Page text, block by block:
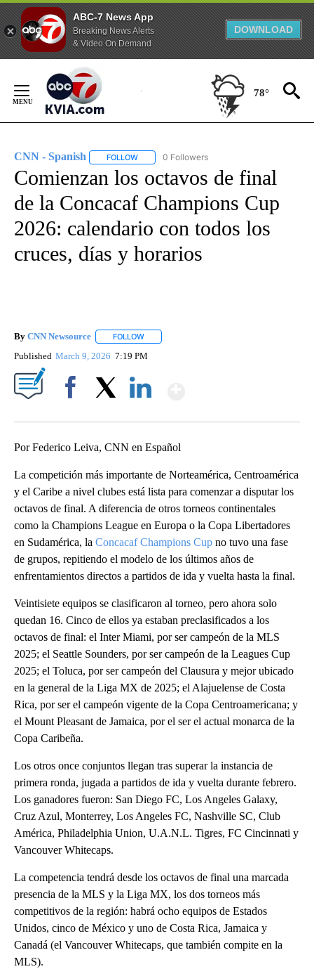
ABC-7 News App
Breaking News Alerts
& Video On Demand
DOWNLOAD
Content
78°
CNN - Spanish FOLLOW FOLLOW "CNN - SPANISH" TO RECEIVE
0 Followers
Comienzan los octavos de final
de la Concacaf Champions Cup
2026: calendario con todos los
cruces, días y horarios
By CNN Newsource FOLLOW
Published March 9, 2026 7:19 PM
Por Federico Leiva, CNN en Español
La competición más importante de Norteamérica, Centroamérica
y el Caribe a nivel clubes está lista para comenzar a disputar los
octavos de final. A diferencia de otros torneos continentales
como la Champions League en Europa o la Copa Libertadores
en Sudamérica, la Concacaf Champions Cup no tuvo una fase
de grupos, repitiendo el modelo de los últimos años de
enfrentamientos directos a partidos de ida y vuelta hasta la final.
Veintisiete equipos se clasificaron al torneo, pero ahora solo
quedan 16. Cinco de ellos ya estaban preclasificados a los
octavos de final: el Inter Miami, por ser campeón de la MLS
2025; el Seattle Sounders, por ser campeón de la Leagues Cup
2025; el Toluca, por ser campeón del Clausura y mejor ubicado
en la general de la Liga MX de 2025; el Alajuelense de Costa
Rica, por ser el campeón vigente de la Copa Centroamericana; y
el Mount Pleasant de Jamaica, por el ser el actual monarca de la
Copa Caribeña.
Los otros once conjuntos llegan tras superar la instancia de
primera ronda, jugada a partidos de ida y vuelta durante febrero.
Los ganadores fueron: San Diego FC, Los Angeles Galaxy,
Cruz Azul, Monterrey, Los Angeles FC, Nashville SC, Club
América, Philadelphia Union, U.A.N.L. Tigres, FC Cincinnati y
Vancouver Whitecaps.
La competencia tendrá desde los octavos de final una marcada
presencia de la MLS y la Liga MX, los dos torneos más
competitivos de la región: habrá ocho equipos de Estados
Unidos, cinco de México y uno de Costa Rica, Jamaica y
Canadá (el Vancouver Whitecaps, que también compite en la
MLS).